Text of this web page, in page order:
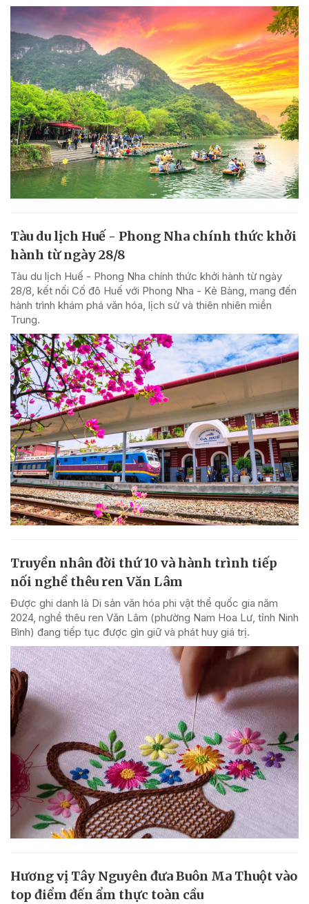
Tàu du lịch Huế - Phong Nha chính thức khởi
hành từ ngày 28/8
Tàu du lịch Huế - Phong Nha chính thức khởi hành từ ngày
28/8, kết nối Cố đô Huế với Phong Nha - Kẻ Bàng, mang đến
hành trình khám phá văn hóa, lịch sử và thiên nhiên miền
Trung.
Truyền nhân đời thứ 10 và hành trình tiếp
nối nghề thêu ren Văn Lâm
Được ghi danh là Di sản văn hóa phi vật thể quốc gia năm
2024, nghề thêu ren Văn Lâm (phường Nam Hoa Lư, tỉnh Ninh
Bình) đang tiếp tục được gìn giữ và phát huy giá trị.
Hương vị Tây Nguyên đưa Buôn Ma Thuột vào
top điểm đến ẩm thực toàn cầu